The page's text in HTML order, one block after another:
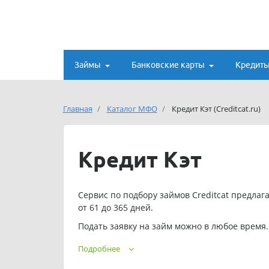
Займы Банковские карты Кредиты
Главная Каталог МФО Кредит Кэт (Creditcat.ru)
Кредит Кэт
Сервис по подбору займов Creditcat
от 61 до 365 дней.
Подать заявку на займ можно в любое
Телефон службы поддержки Кредиткэт.ру: +7
Подробнее